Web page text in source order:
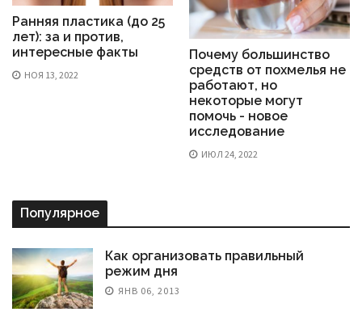
Ранняя пластика (до 25
лет): за и против,
интересные факты
НОЯ 13, 2022
Почему большинство
средств от похмелья не
работают, но
некоторые могут
помочь - новое
исследование
ИЮЛ 24, 2022
Популярное
Как организовать правильный
режим дня
ЯНВ 06, 2013